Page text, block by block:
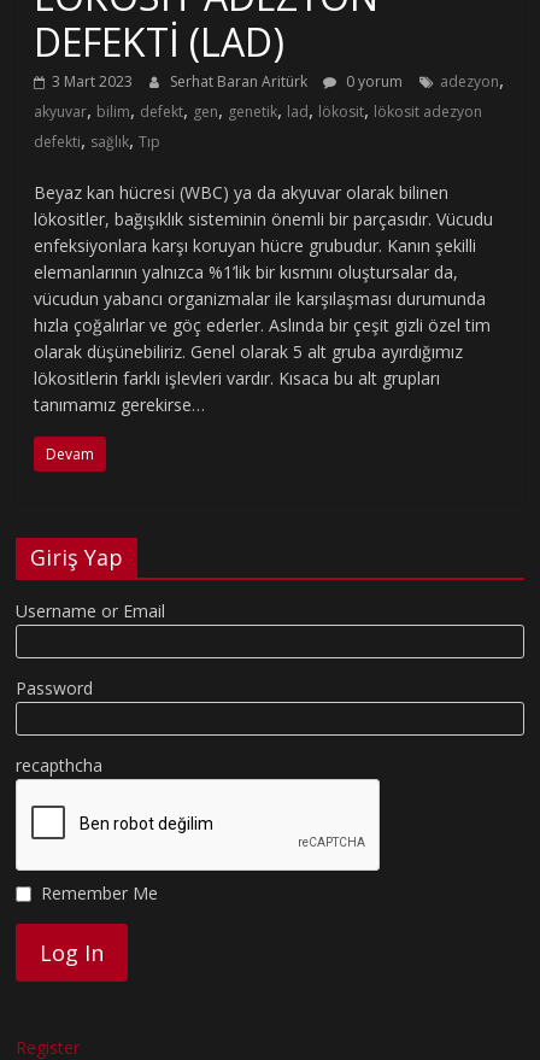
DEFEKTİ (LAD)
3 Mart 2023 Serhat Baran Aritürk 0 yorum adezyon,
akyuvar, bilim, defekt, gen, genetik, lad, lökosit, lökosit adezyon
defekti, sağlık,Tıp
Beyaz kan hücresi (WBC) ya da akyuvar olarak bilinen
lökositler, bağışıklık sisteminin önemli bir parçasıdır. Vücudu
enfeksiyonlara karşı koruyan hücre grubudur. Kanın şekilli
elemanlarının yalnızca %1’lik bir kısmını oluştursalar da,
vücudun yabancı organizmalar ile karşılaşması durumunda
hızla çoğalırlar ve göç ederler. Aslında bir çeşit gizli özel tim
olarak düşünebiliriz. Genel olarak 5 alt gruba ayırdığımız
lökositlerin farklı işlevleri vardır. Kısaca bu alt grupları
tanımamız gerekirse…
Devam
Giriş Yap
Username or Email
Password
recapthcha
Remember Me
Register